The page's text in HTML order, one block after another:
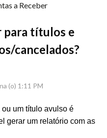
a Receber
para títulos e
cancelados?
(o) 1:11 PM
um título avulso é
gerar um relatório com as